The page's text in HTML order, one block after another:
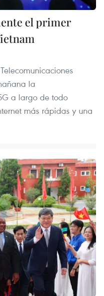
el primer
la
a largo de todo
más rápidas y una